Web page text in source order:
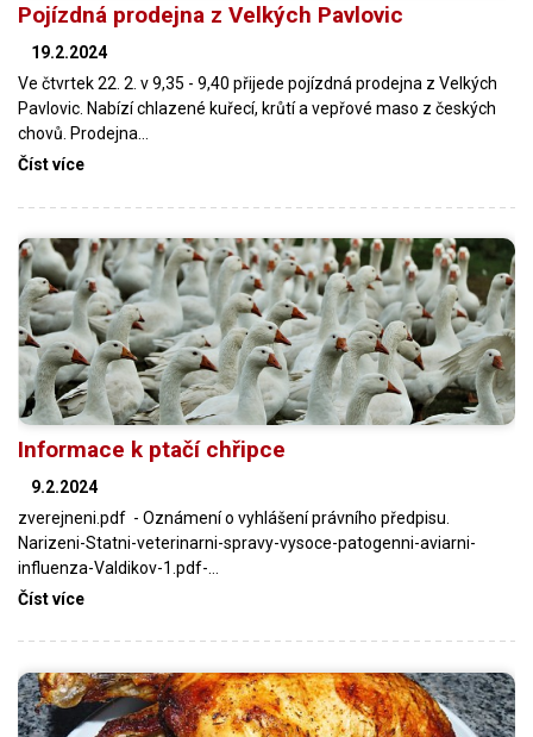
Pojízdná prodejna z Velkých Pavlovic
19.2.2024
Ve čtvrtek 22. 2. v 9,35 - 9,40 přijede pojízdná prodejna z Velkých
Pavlovic. Nabízí chlazené kuřecí, krůtí a vepřové maso z českých
chovů. Prodejna…
Číst více
Informace k ptačí chřipce
9.2.2024
zverejneni.pdf - Oznámení o vyhlášení právního předpisu.
Narizeni-Statni-veterinarni-spravy-vysoce-patogenni-aviarni-
influenza-Valdikov-1.pdf-…
Číst více